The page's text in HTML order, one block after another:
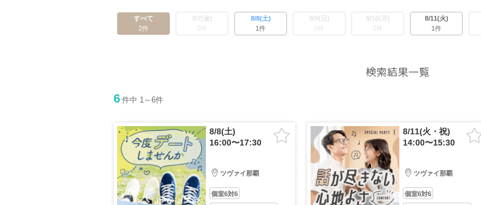
すべて
2件
8/7(金)
0件
8/8(土)
1件
8/9(日)
0件
8/10(月)
0件
8/11(火)
1件
検索結果一覧
6 件中 1～6件
8/8(土)
16:00〜17:30
ツヴァイ那覇
個室6対6
8/11(火・祝)
14:00〜15:30
ツヴァイ那覇
個室6対6